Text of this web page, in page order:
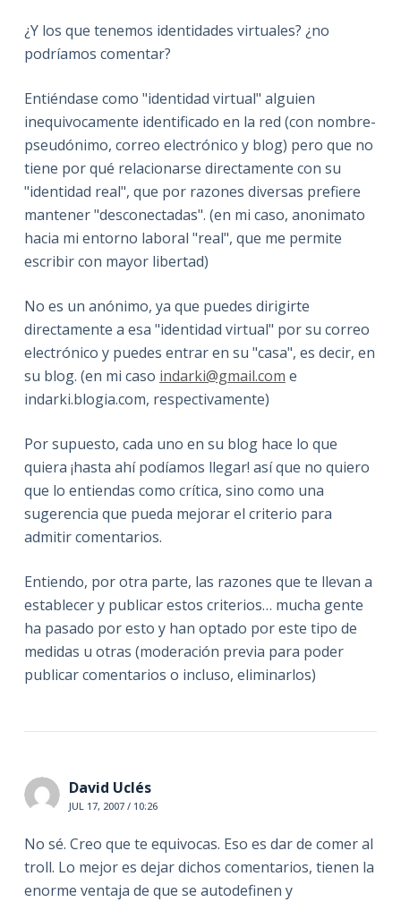
¿Y los que tenemos identidades virtuales? ¿no
podríamos comentar?
Entiéndase como "identidad virtual" alguien
inequivocamente identificado en la red (con nombre-
pseudónimo, correo electrónico y blog) pero que no
tiene por qué relacionarse directamente con su
"identidad real", que por razones diversas prefiere
mantener "desconectadas". (en mi caso, anonimato
hacia mi entorno laboral "real", que me permite
escribir con mayor libertad)
No es un anónimo, ya que puedes dirigirte
directamente a esa "identidad virtual" por su correo
electrónico y puedes entrar en su "casa", es decir, en
su blog. (en mi caso indarki@gmail.com e
indarki.blogia.com, respectivamente)
Por supuesto, cada uno en su blog hace lo que
quiera ¡hasta ahí podíamos llegar! así que no quiero
que lo entiendas como crítica, sino como una
sugerencia que pueda mejorar el criterio para
admitir comentarios.
Entiendo, por otra parte, las razones que te llevan a
establecer y publicar estos criterios… mucha gente
ha pasado por esto y han optado por este tipo de
medidas u otras (moderación previa para poder
publicar comentarios o incluso, eliminarlos)
David Uclés
JUL 17, 2007 / 10:26
No sé. Creo que te equivocas. Eso es dar de comer al
troll. Lo mejor es dejar dichos comentarios, tienen la
enorme ventaja de que se autodefinen y